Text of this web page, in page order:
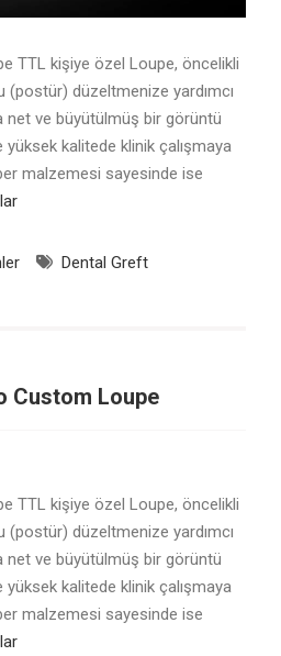
​​TTL kişiye özel Loupe, öncelikli
düzeltmenize yardımcı
net ve büyütülmüş bir görüntü
yüksek kalitede klinik çalışmaya
malzemesi sayesinde ise
Dental Greft
Custom Loupe
​​TTL kişiye özel Loupe, öncelikli
düzeltmenize yardımcı
net ve büyütülmüş bir görüntü
yüksek kalitede klinik çalışmaya
malzemesi sayesinde ise